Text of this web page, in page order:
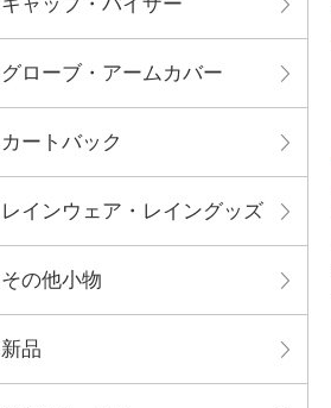
グローブ・アームカバー
カートバック
レインウェア・レイングッズ
その他小物
新品